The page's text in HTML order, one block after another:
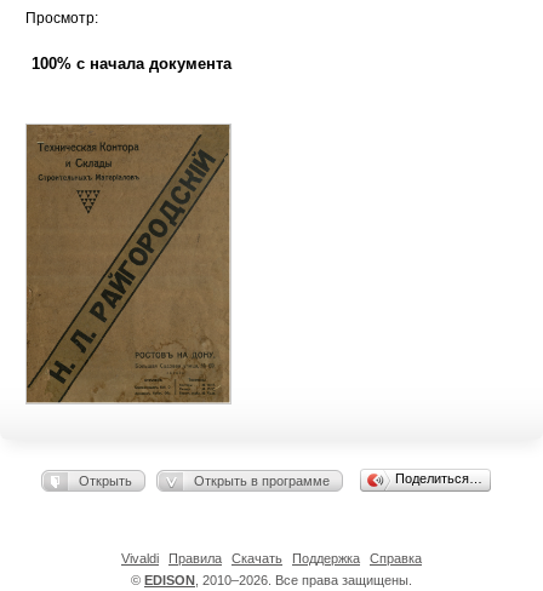
Просмотр:
100% с начала документа
Открыть Открыть в программе Поделиться…
© EDISON , 2010–2026. Все права защищены.
Vivaldi Правила Скачать Поддержка Справка